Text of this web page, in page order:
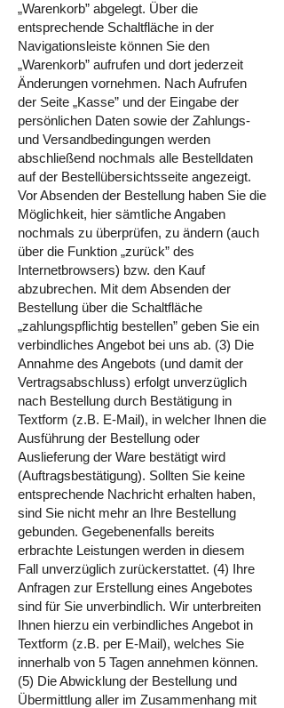
„Warenkorb” abgelegt. Über die
entsprechende Schaltfläche in der
Navigationsleiste können Sie den
„Warenkorb” aufrufen und dort jederzeit
Änderungen vornehmen. Nach Aufrufen
der Seite „Kasse” und der Eingabe der
persönlichen Daten sowie der Zahlungs-
und Versandbedingungen werden
abschließend nochmals alle Bestelldaten
auf der Bestellübersichtsseite angezeigt.
Vor Absenden der Bestellung haben Sie die
Möglichkeit, hier sämtliche Angaben
nochmals zu überprüfen, zu ändern (auch
über die Funktion „zurück” des
Internetbrowsers) bzw. den Kauf
abzubrechen. Mit dem Absenden der
Bestellung über die Schaltfläche
„zahlungspflichtig bestellen” geben Sie ein
verbindliches Angebot bei uns ab. (3) Die
Annahme des Angebots (und damit der
Vertragsabschluss) erfolgt unverzüglich
nach Bestellung durch Bestätigung in
Textform (z.B. E-Mail), in welcher Ihnen die
Ausführung der Bestellung oder
Auslieferung der Ware bestätigt wird
(Auftragsbestätigung). Sollten Sie keine
entsprechende Nachricht erhalten haben,
sind Sie nicht mehr an Ihre Bestellung
gebunden. Gegebenenfalls bereits
erbrachte Leistungen werden in diesem
Fall unverzüglich zurückerstattet. (4) Ihre
Anfragen zur Erstellung eines Angebotes
sind für Sie unverbindlich. Wir unterbreiten
Ihnen hierzu ein verbindliches Angebot in
Textform (z.B. per E-Mail), welches Sie
innerhalb von 5 Tagen annehmen können.
(5) Die Abwicklung der Bestellung und
Übermittlung aller im Zusammenhang mit